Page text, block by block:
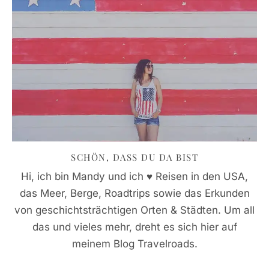
SCHÖN, DASS DU DA BIST
Hi, ich bin Mandy und ich ♥ Reisen in den USA,
das Meer, Berge, Roadtrips sowie das Erkunden
von geschichtsträchtigen Orten & Städten. Um all
das und vieles mehr, dreht es sich hier auf
meinem Blog Travelroads.